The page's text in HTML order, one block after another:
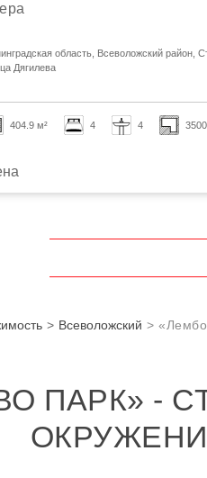
область, Всеволожский район,
Дягилева
404.9 м² 4 4
Всеволожский
ПАРК»‎ -